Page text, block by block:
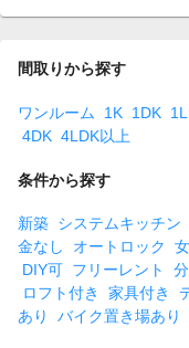
間取りから探す
ワンルーム 1K 1DK
4DK 4LDK以上
条件から探す
新築 システムキッチン
金なし
オートロック
DIY可 フリーレント
ロフト付き
家具付き
あり
バイク置き場あり